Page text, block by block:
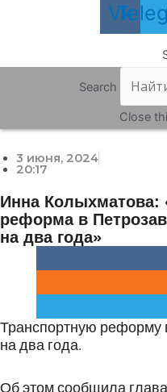
Vk
Search
Close
3 июня, 2024
20:17
Инна Колыхматова:
реформа в
на два года»
Транспортную реформу
на два года.
Об этом сообщила